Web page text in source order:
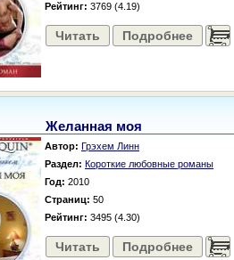
Рейтинг: 3769 (4.19)
Читать Подробнее ......
Желанная моя
Автор: Грэхем Линн
Раздел: Короткие любовные романы
Год: 2010
Страниц: 50
Рейтинг: 3495 (4.30)
Читать Подробнее ......